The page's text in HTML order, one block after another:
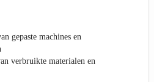
gepaste machines en
verbruikte materialen en